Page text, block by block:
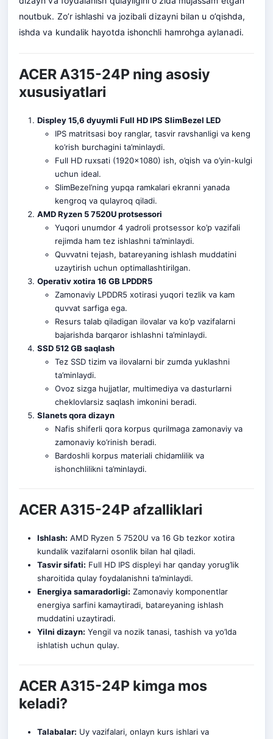
noutbuk. Zo’r ishlashi va jozibali dizayni bilan u o’qishda,
ishda va kundalik hayotda ishonchli hamrohga aylanadi.
ACER A315-24P ning asosiy
xususiyatlari
Displey 15,6 dyuymli Full HD IPS SlimBezel LED
IPS matritsasi boy ranglar, tasvir ravshanligi va keng
ko’rish burchagini ta’minlaydi.
Full HD ruxsati (1920×1080) ish, o’qish va o’yin-kulgi
uchun ideal.
SlimBezel’ning yupqa ramkalari ekranni yanada
kengroq va qulayroq qiladi.
AMD Ryzen 5 7520U protsessori
Yuqori unumdor 4 yadroli protsessor ko’p vazifali
rejimda ham tez ishlashni ta’minlaydi.
Quvvatni tejash, batareyaning ishlash muddatini
uzaytirish uchun optimallashtirilgan.
Operativ xotira 16 GB LPDDR5
Zamonaviy LPDDR5 xotirasi yuqori tezlik va kam
quvvat sarfiga ega.
Resurs talab qiladigan ilovalar va ko’p vazifalarni
bajarishda barqaror ishlashni ta’minlaydi.
SSD 512 GB saqlash
Tez SSD tizim va ilovalarni bir zumda yuklashni
ta’minlaydi.
Ovoz sizga hujjatlar, multimediya va dasturlarni
cheklovlarsiz saqlash imkonini beradi.
Slanets qora dizayn
Nafis shiferli qora korpus qurilmaga zamonaviy va
zamonaviy ko’rinish beradi.
Bardoshli korpus materiali chidamlilik va
ishonchlilikni ta’minlaydi.
ACER A315-24P afzalliklari
Ishlash: AMD Ryzen 5 7520U va 16 Gb tezkor xotira
kundalik vazifalarni osonlik bilan hal qiladi.
Tasvir sifati: Full HD IPS displeyi har qanday yorug’lik
sharoitida qulay foydalanishni ta’minlaydi.
Energiya samaradorligi: Zamonaviy komponentlar
energiya sarfini kamaytiradi, batareyaning ishlash
muddatini uzaytiradi.
Yilni dizayn: Yengil va nozik tanasi, tashish va yo’lda
ishlatish uchun qulay.
ACER A315-24P kimga mos
keladi?
Talabalar: Uy vazifalari, onlayn kurs ishlari va